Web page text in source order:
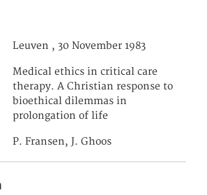
Leuven , 30 November 1983
Medical ethics in critical care
therapy. A Christian response to
bioethical dilemmas in
prolongation of life
P. Fransen, J. Ghoos